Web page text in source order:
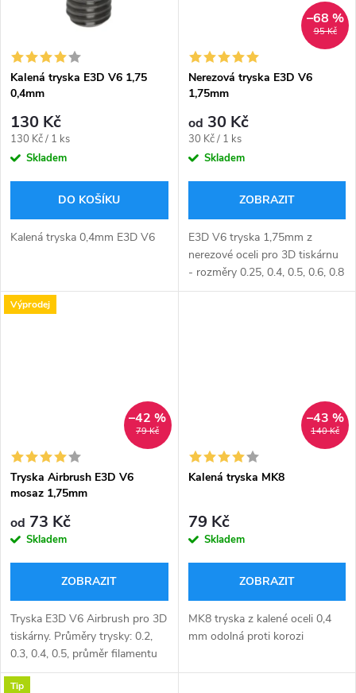
Kalená tryska E3D V6 1,75
0,4mm
130 Kč
Měrná
cena:
130 Kč / 1 ks
Skladem
DO KOŠÍKU
Kalená tryska 0,4mm E3D V6
95 Kč
–68 %
Nerezová tryska E3D V6
1,75mm
od 30 Kč
Měrná
cena:
30 Kč / 1 ks
Skladem
ZOBRAZIT
E3D V6 tryska 1,75mm z
nerezové oceli pro 3D tiskárnu
- rozměry 0.25, 0.4, 0.5, 0.6, 0.8
a 1mm.
Výprodej
79 Kč
–42 %
Tryska Airbrush E3D V6
mosaz 1,75mm
od 73 Kč
Skladem
ZOBRAZIT
Tryska E3D V6 Airbrush pro 3D
tiskárny. Průměry trysky: 0.2,
0.3, 0.4, 0.5, průměr filamentu
1.75 mm.
140 Kč
–43 %
Kalená tryska MK8
79 Kč
Skladem
ZOBRAZIT
MK8 tryska z kalené oceli 0,4
mm odolná proti korozi
Tip